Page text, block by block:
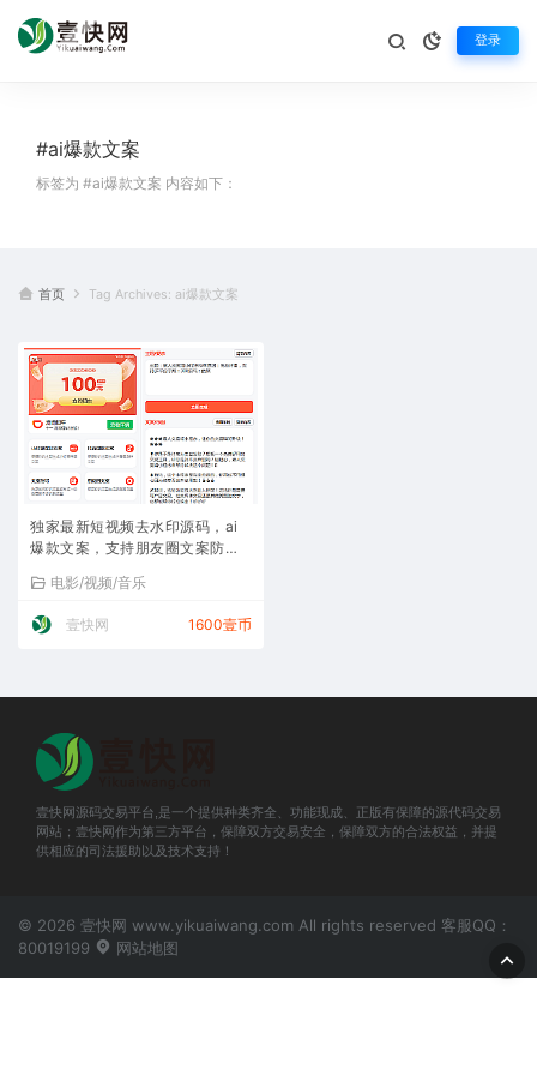
登录
#ai爆款文案
标签为 #ai爆款文案 内容如下：
首页 Tag Archives: ai爆款文案
独家最新短视频去水印源码，ai
爆款文案，支持朋友圈文案防止
电影/视频/音乐
壹快网 1600壹币
壹快网源码交易平台,是一个提供种类齐全、功能现成、正版有保障的源代码交易
网站；壹快网作为第三方平台，保障双方交易安全，保障双方的合法权益，并提
供相应的司法援助以及技术支持！
© 2026 壹快网 www.yikuaiwang.com All rights reserved 客服QQ：
80019199
网站地图